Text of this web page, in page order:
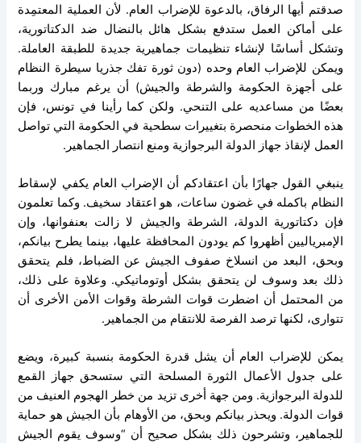
صدقتم أيها الرفاق، بالدعوة للإضراب العام. لأن العملية المعتمِدة
على أماكن العمل ستدفع بشكل هائل بالنضال ضد الدكتاتورية،
وتشكل أساسًا لإنشاء تنظيمات جماهيرية جديدة للطبقة العاملة.
ويمكن للإضراب العام وحده (دون ثورة تفك جذريا سيطرة النظام
على أجهزة الحكومة والشرطة والجيش) أن يرغم مبارك وربما
بعضًا من مساعديه على التنحي. ولكن كما رأينا في تونس، فإن
هذه الخطوات منحصرة بتغييرات سطحية في الحكومة التي تواصل
العمل لإنقاذ جهاز الدولة البرجوازية ومنع انتصار الجماهير.
ينبغي القول جهارًا بأن اعتقادكم أن الإضراب العام يكفي لإسقاط
النظام باكمله في غضون ساعات، هو اعتقاد سخيف. وكما تعلمون
فإن دكتاتورية الدولة، الشرطة والجيش لا زالت بعنفوانها، وإن
الإمبرياليين أظهروا كم يودون المحافظة عليها، بينما يطرح بيانكم،
وبحق، البعد من انسلاخ صفوف الجيش عن الضباط، فلم يتحقق
ذلك بعد وسوف لن يتحقق بشكل أوتوماتيكي. وعلاوة على ذلك،
من المحتمل أن اضطرت قوات الشرطة وقوات الأمن الأخرى أن
تتوارى، لكنها ترصد الفرصة للانتقام من الجماهير.
يمكن للإضراب العام أن يشل قدرة الحكومة بنسبة كبيرة، ويضع
على جدول الأعمال الثورة المسلحة التي ستسحق جهاز القمع
للدولة البرجوازية. ومن جهة أخرى تزيد من خطر الهجوم العنيف من
قوات الدولة. ويحذر بيانكم وبحق، من الأوهام بأن الجيش هو حماية
للجماهير، وتشرحون ذلك بشكل صحيح أن “وسوف يقوم الجيش